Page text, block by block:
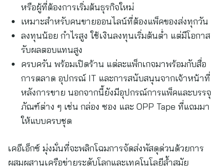
หรือผู้ที่ต้องการเริ่มต้นธุรกิจใหม่
เหมาะสำหรับคนขายออนไลน์ที่ต้องแพ็คของส่งทุกวัน
ลงทุนน้อย กำไรสูง ใช้เงินลงทุนเริ่มต้นต่ำ แต่มีโอกาส
รับผลตอบแทนสูง
ครบครัน พร้อมเปิดร้าน แต่ละแพ็กเกจมาพร้อมกับสื่อ
การตลาด อุปกรณ์ IT และการสนับสนุนจากเจ้าหน้าที่
หลังการขาย นอกจากนี้ยังมีอุปกรณ์การแพ็คและบรรจุ
ภัณฑ์ต่าง ๆ เช่น กล่อง ซอง และ OPP Tape ที่แถมมา
ให้แบบครบชุด
เคอีเอ็กซ์ มุ่งมั่นที่จะพลิกโฉมการจัดส่งพัสดุด่วนด้วยการ
ผสมผสานเครือข่ายระดับโลกและเทคโนโลยีล้ำสมัย